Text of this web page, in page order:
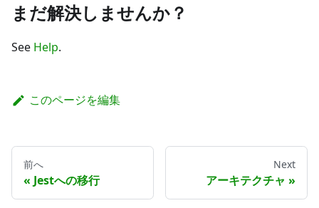
まだ解決しませんか？
See Help.
このページを編集
前へ
Jestへの移行
Next
アーキテクチャ